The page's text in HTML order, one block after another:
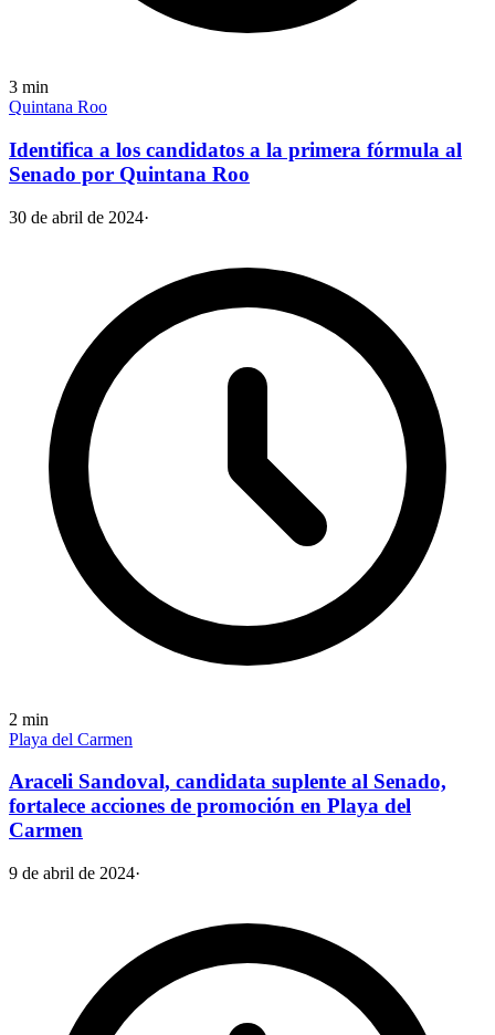
3 min
Quintana Roo
Identifica a los candidatos a la primera fórmula al
Senado por Quintana Roo
30 de abril de 2024·
2 min
Playa del Carmen
Araceli Sandoval, candidata suplente al Senado,
fortalece acciones de promoción en Playa del
Carmen
9 de abril de 2024·